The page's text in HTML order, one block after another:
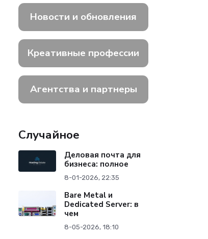
Новости и обновления
Креативные профессии
Агентства и партнеры
Случайное
Деловая почта для
бизнеса: полное
8-01-2026, 22:35
Bare Metal и
Dedicated Server: в
чем
8-05-2026, 18:10